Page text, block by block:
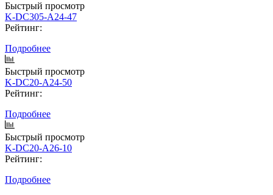
Быстрый просмотр
K-DC305-A24-47
Рейтинг:
Подробнее
Быстрый просмотр
K-DC20-A24-50
Рейтинг:
Подробнее
Быстрый просмотр
K-DC20-A26-10
Рейтинг:
Подробнее